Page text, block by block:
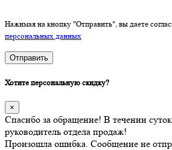
Нажимая на кнопку "Отправить", вы даете
персональных данных
Отправить
Хотите персональную скидку?
×
Спасибо за обращение! В течении
руководитель отдела продаж!
Произошла ошибка. Сообщение не